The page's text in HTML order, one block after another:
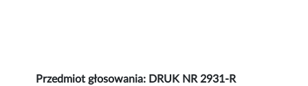
Przedmiot głosowania: DRUK NR 2931-R